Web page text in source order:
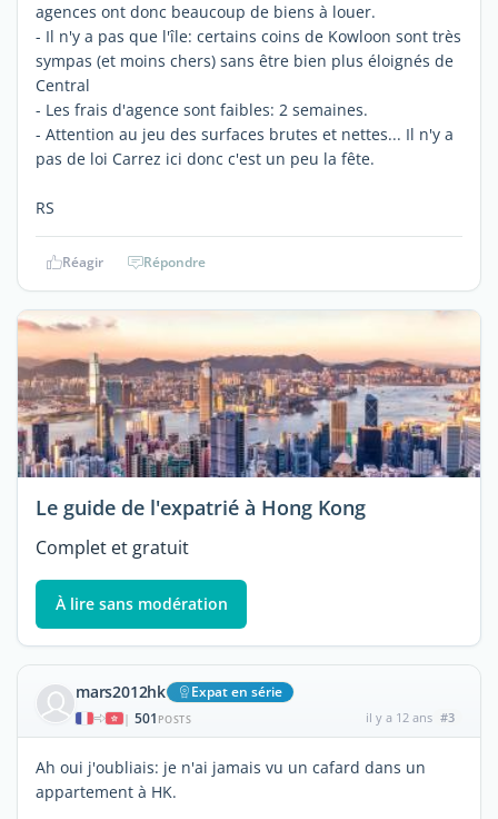
agences ont donc beaucoup de biens à louer.
- Il n'y a pas que l'île: certains coins de Kowloon sont très
sympas (et moins chers) sans être bien plus éloignés de
Central
- Les frais d'agence sont faibles: 2 semaines.
- Attention au jeu des surfaces brutes et nettes... Il n'y a
pas de loi Carrez ici donc c'est un peu la fête.
RS
Réagir Répondre
Le guide de l'expatrié à Hong Kong
Complet et gratuit
À lire sans modération
mars2012hk Expat en série
| 501 POSTS il y a 12 ans #3
Ah oui j'oubliais: je n'ai jamais vu un cafard dans un
appartement à HK.